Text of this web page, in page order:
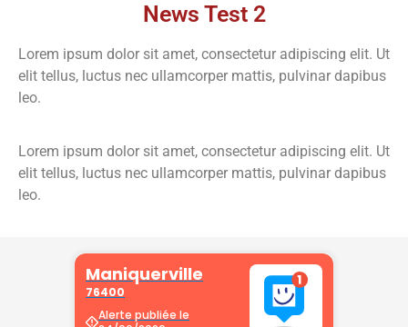
Démarches
administratives
Faîtes vos démarches en ligne sur notre
Vos démarches
News Test 2
Lorem ipsum dolor sit amet, consectetur adipiscing elit. Ut
elit tellus, luctus nec ullamcorper mattis, pulvinar dapibus
leo.
Lorem ipsum dolor sit amet, consectetur adipiscing elit. Ut
elit tellus, luctus nec ullamcorper mattis, pulvinar dapibus
leo.